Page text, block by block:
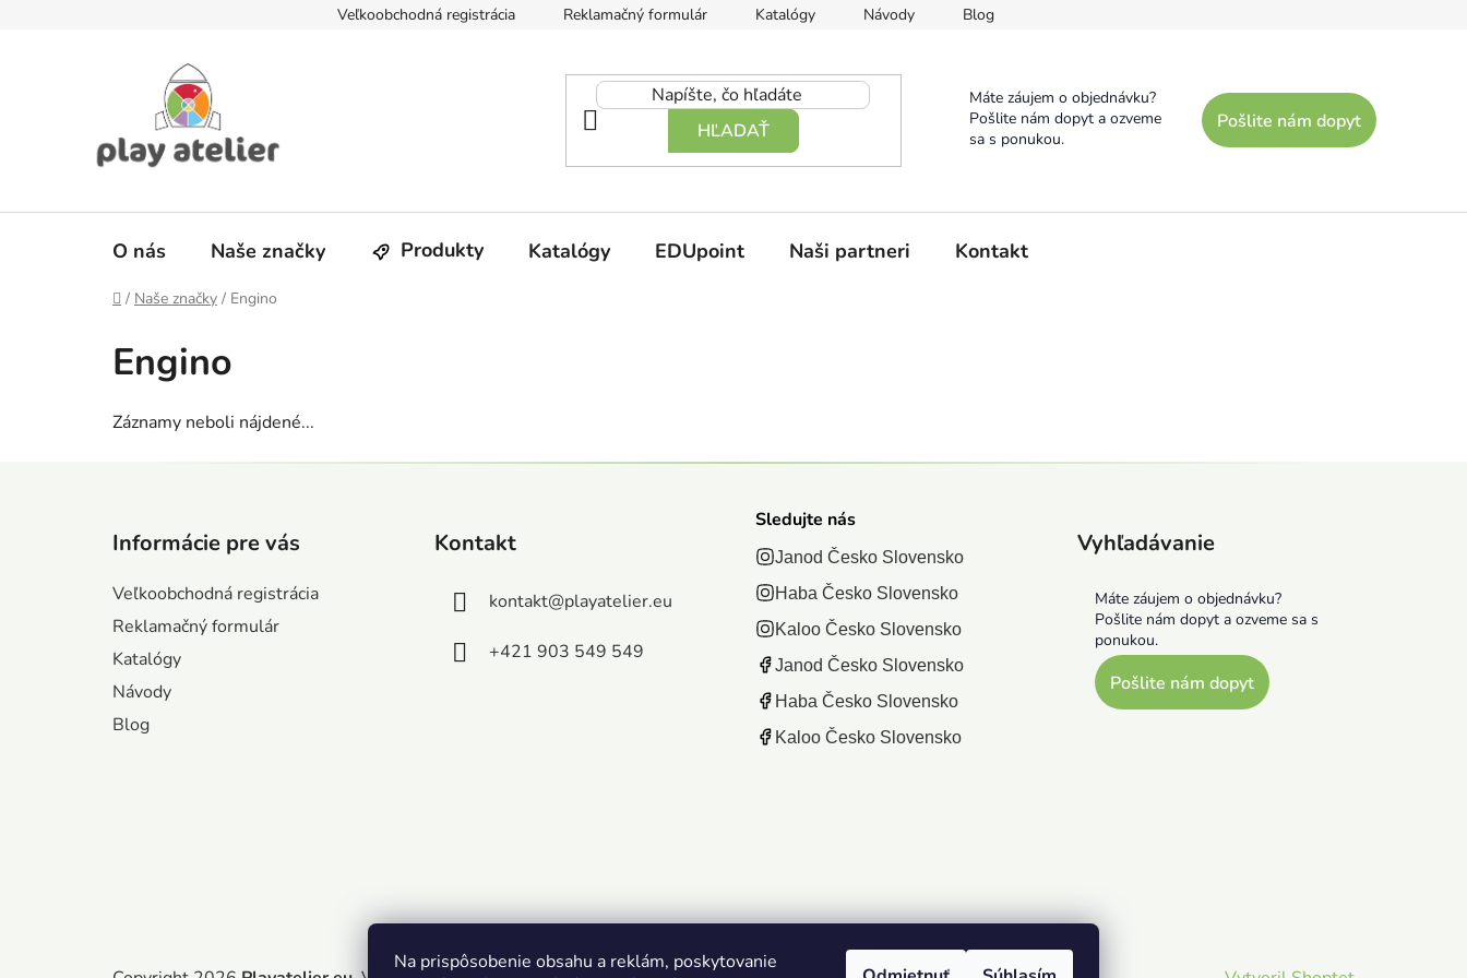
Na prispôsobenie obsahu a reklám, poskytovanie
Veľkoobchodná registrácia Reklamačný formulár Katalógy Návody Blog
HĽADAŤ
Máte záujem o objednávku?
Pošlite nám dopyt a ozveme
sa s ponukou.
Pošlite nám dopyt
O nás Naše značky Produkty Katalógy EDUpoint Naši partneri Kontakt
Domov
/ Naše značky / Engino
Engino
Záznamy neboli nájdené...
Informácie pre vás
Veľkoobchodná registrácia
Reklamačný formulár
Katalógy
Návody
Blog
Kontakt
kontakt@playatelier.eu
+421 903 549 549
Sledujte nás
Janod Česko Slovensko
Haba Česko Slovensko
Kaloo Česko Slovensko
Janod Česko Slovensko
Haba Česko Slovensko
Kaloo Česko Slovensko
Vyhľadávanie
Máte záujem o objednávku?
Pošlite nám dopyt a ozveme sa s
ponukou.
Pošlite nám dopyt